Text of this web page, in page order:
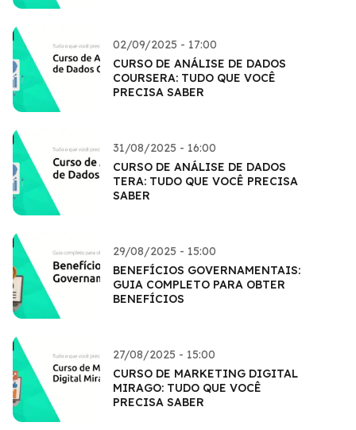
02/09/2025 - 17:00
CURSO DE ANÁLISE DE DADOS
COURSERA: TUDO QUE VOCÊ
PRECISA SABER
31/08/2025 - 16:00
CURSO DE ANÁLISE DE DADOS
TERA: TUDO QUE VOCÊ PRECISA
SABER
29/08/2025 - 15:00
BENEFÍCIOS GOVERNAMENTAIS:
GUIA COMPLETO PARA OBTER
BENEFÍCIOS
27/08/2025 - 15:00
CURSO DE MARKETING DIGITAL
MIRAGO: TUDO QUE VOCÊ
PRECISA SABER